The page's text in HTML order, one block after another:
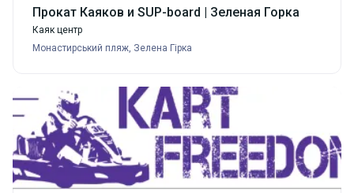
Прокат Каяков и SUP-board | Зеленая Горка
Каяк центр
Монастирський пляж, Зелена Гірка